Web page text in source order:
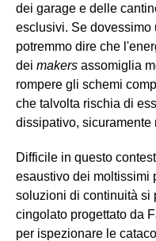
dei garage e delle
esclusivi. Se dovessimo
potremmo dire che
dei makers assomiglia
rompere gli schemi
che talvolta rischia di
dissipativo, sicuramente
Difficile in questo
esaustivo dei moltissimi
soluzioni di continuità si
cingolato progettato da
per ispezionare le